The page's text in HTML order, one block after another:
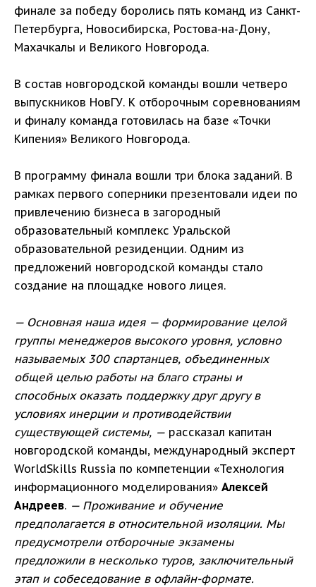
финале за победу боролись пять команд из Санкт-
Петербурга, Новосибирска, Ростова-на-Дону,
Махачкалы и Великого Новгорода.
В состав новгородской команды вошли четверо
выпускников НовГУ. К отборочным соревнованиям
и финалу команда готовилась на базе «Точки
Кипения» Великого Новгорода.
В программу финала вошли три блока заданий. В
рамках первого соперники презентовали идеи по
привлечению бизнеса в загородный
образовательный комплекс Уральской
образовательной резиденции. Одним из
предложений новгородской команды стало
создание на площадке нового лицея.
— Основная наша идея — формирование целой
группы менеджеров высокого уровня, условно
называемых 300 спартанцев, объединенных
общей целью работы на благо страны и
способных оказать поддержку друг другу в
условиях инерции и противодействии
существующей системы, — рассказал капитан
новгородской команды, международный эксперт
WorldSkills Russia по компетенции «Технология
информационного моделирования» Алексей
Андреев. — Проживание и обучение
предполагается в относительной изоляции. Мы
предусмотрели отборочные экзамены
предложили в несколько туров, заключительный
этап и собеседование в офлайн-формате.